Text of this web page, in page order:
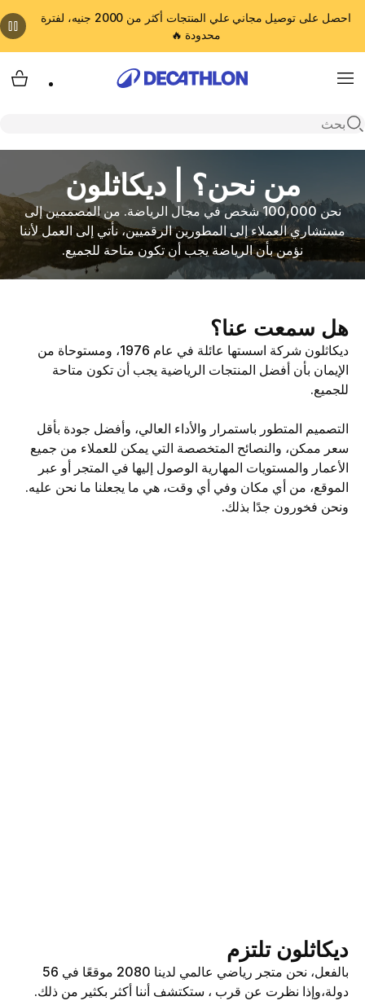
احصل على توصيل مجاني علي المنتجات أكثر من 2000 جنيه، لفترة
محدودة 🔥
Menu
Open search
من نحن؟ | ديكاثلون
نحن 100,000 شخص في مجال الرياضة. من المصممين إلى
مستشاري العملاء إلى المطورين الرقميين، نأتي إلى العمل لأننا
نؤمن بأن الرياضة يجب أن تكون متاحة للجميع.
هل سمعت عنا؟
ديكاثلون شركة اسستها عائلة في عام 1976، ومستوحاة من
الإيمان بأن أفضل المنتجات الرياضية يجب أن تكون متاحة
للجميع.
التصميم المتطور باستمرار والأداء العالي، وأفضل جودة بأقل
سعر ممكن، والنصائح المتخصصة التي يمكن للعملاء من جميع
الأعمار والمستويات المهارية الوصول إليها في المتجر أو عبر
الموقع، من أي مكان وفي أي وقت، هي ما يجعلنا ما نحن عليه.
ونحن فخورون جدًا بذلك.
ديكاثلون تلتزم
بالفعل، نحن متجر رياضي عالمي لدينا 2080 موقعًا في 56
دولة،وإذا نظرت عن قرب ، ستكتشف أننا أكثر بكثير من ذلك.